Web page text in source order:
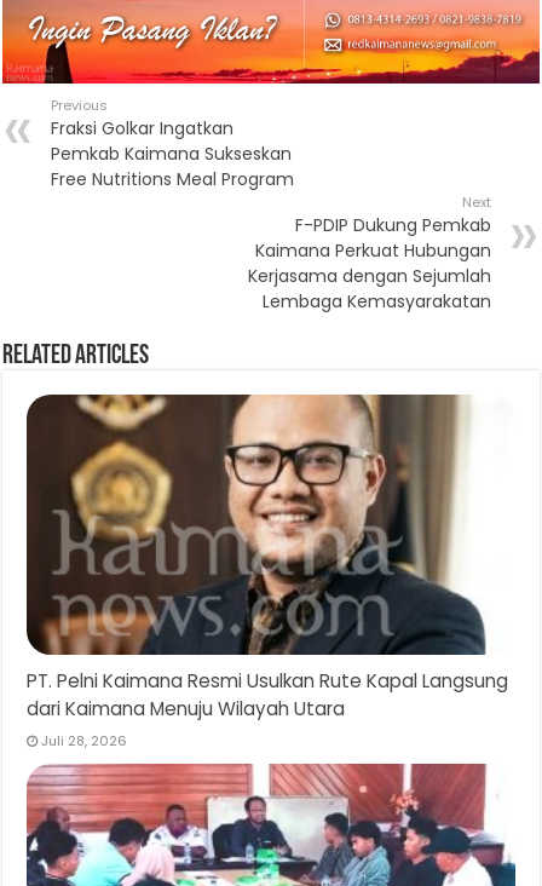
Previous
Fraksi Golkar Ingatkan
Pemkab Kaimana Sukseskan
Free Nutritions Meal Program
Next
F-PDIP Dukung Pemkab
Kaimana Perkuat Hubungan
Kerjasama dengan Sejumlah
Lembaga Kemasyarakatan
Related Articles
PT. Pelni Kaimana Resmi Usulkan Rute Kapal Langsung
dari Kaimana Menuju Wilayah Utara
Juli 28, 2026